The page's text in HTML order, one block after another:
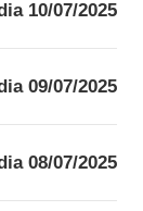
10/07/2025
09/07/2025
08/07/2025